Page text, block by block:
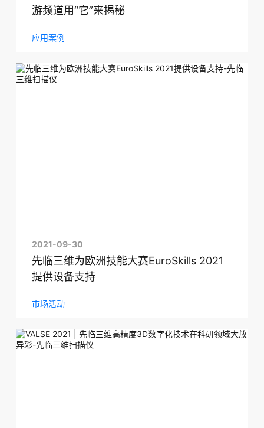
游频道用“它”来揭秘
应用案例
2021-09-30
先临三维为欧洲技能大赛EuroSkills 2021
提供设备支持
市场活动